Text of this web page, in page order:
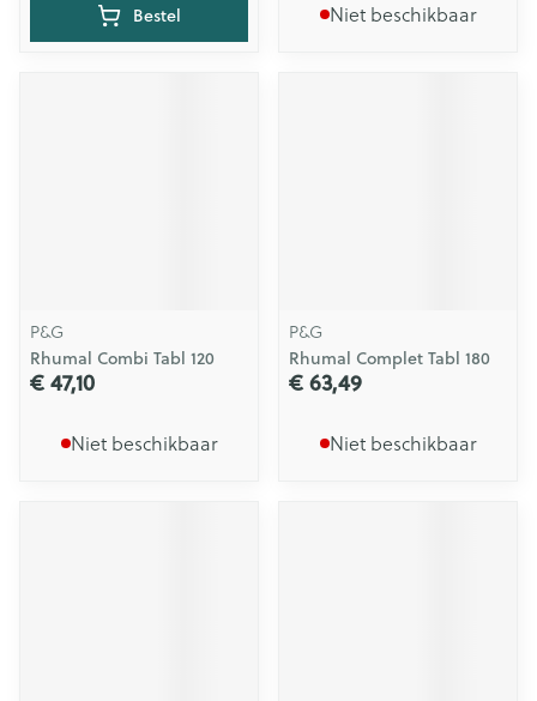
Bestel Niet beschikbaar
P&G
Rhumal Combi Tabl 120
€ 47,10
Niet beschikbaar
P&G
Rhumal Complet Tabl 180
€ 63,49
Niet beschikbaar